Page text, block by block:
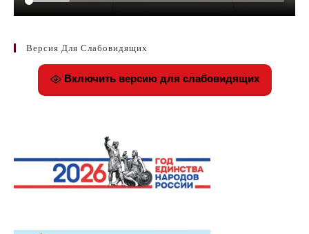
Версия Для Слабовидящих
Включить версию для слабовидящих